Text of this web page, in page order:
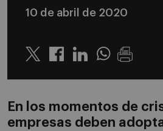
10 de abril de 2020
Twitter LinkedinWhatsapp
En los momentos de
empresas deben